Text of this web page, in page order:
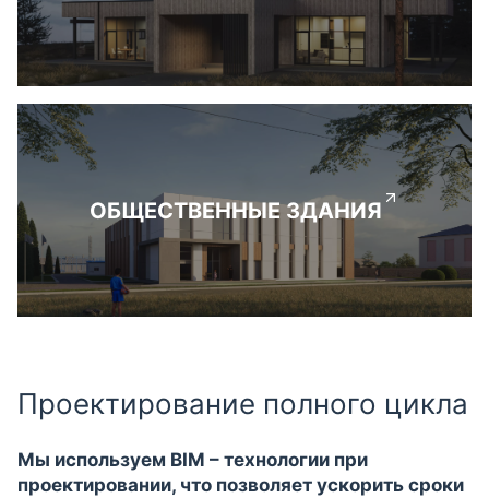
ОБЩЕСТВЕННЫЕ ЗДАНИЯ
Проектирование полного цикла
Мы используем BIM – технологии при
проектировании, что позволяет ускорить сроки